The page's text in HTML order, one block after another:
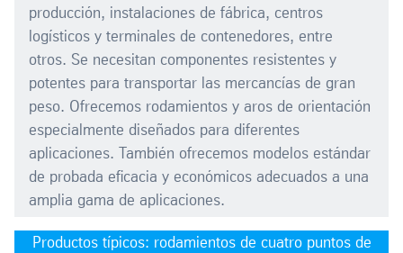
producción, instalaciones de fábrica, centros
logísticos y terminales de contenedores, entre
otros. Se necesitan componentes resistentes y
potentes para transportar las mercancías de gran
peso. Ofrecemos rodamientos y aros de orientación
especialmente diseñados para diferentes
aplicaciones. También ofrecemos modelos estándar
de probada eficacia y económicos adecuados a una
amplia gama de aplicaciones.
Productos típicos: rodamientos de cuatro puntos de